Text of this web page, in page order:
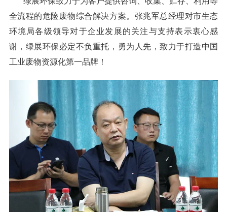
全流程的危险废物综合解决方案。张兆军总经理对市生态
环境局各级领导对于企业发展的关注与支持表示衷心感
谢，绿展环保必定不负重托，勇为人先，致力于打造中国
工业废物资源化第一品牌！